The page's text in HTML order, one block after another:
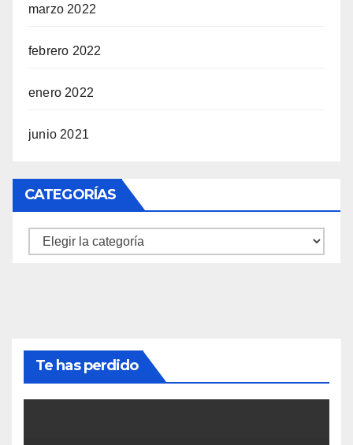
marzo 2022
febrero 2022
enero 2022
junio 2021
CATEGORÍAS
Categorías
Te has perdido